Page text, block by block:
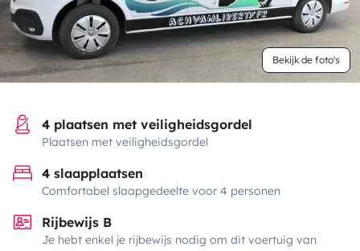
Bekijk de foto's
4 plaatsen met veiligheidsgordel
Plaatsen met veiligheidsgordel
4 slaapplaatsen
Comfortabel slaapgedeelte voor 4 personen
Rijbewijs B
Je hebt enkel je rijbewijs nodig om dit voertuig van